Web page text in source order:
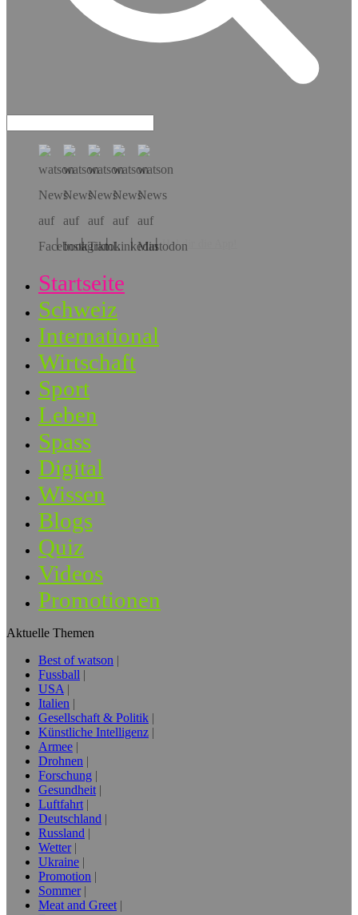
Hol dir die App!
Startseite
Schweiz
International
Wirtschaft
Sport
Leben
Spass
Digital
Wissen
Blogs
Quiz
Videos
Promotionen
Aktuelle Themen
Best of watson
Fussball
USA
Italien
Gesellschaft & Politik
Künstliche Intelligenz
Armee
Drohnen
Forschung
Gesundheit
Luftfahrt
Deutschland
Russland
Wetter
Ukraine
Promotion
Sommer
Meat and Greet